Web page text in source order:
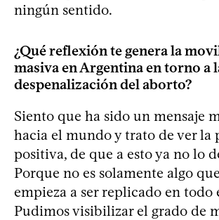
ningún sentido.
¿Qué reflexión te genera la
masiva en Argentina en torno a
despenalización del aborto?
Siento que ha sido un mensaje
hacia el mundo y trato de ver la
positiva, de que a esto ya no lo
Porque no es solamente algo
empieza a ser replicado en todo
Pudimos visibilizar el grado de